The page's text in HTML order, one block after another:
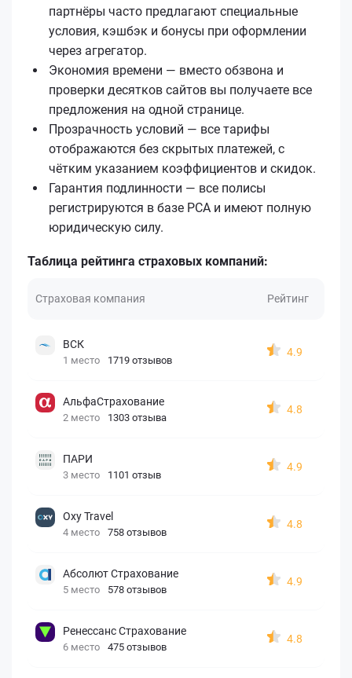
партнёры часто предлагают специальные
условия, кэшбэк и бонусы при оформлении
через агрегатор.
Экономия времени — вместо обзвона и
проверки десятков сайтов вы получаете все
предложения на одной странице.
Прозрачность условий — все тарифы
отображаются без скрытых платежей, с
чётким указанием коэффициентов и скидок.
Гарантия подлинности — все полисы
регистрируются в базе РСА и имеют полную
юридическую силу.
Таблица рейтинга страховых компаний:
Страховая компания Рейтинг
ВСК
1 место 1719 отзывов
4.9
АльфаСтрахование
2 место 1303 отзыва
4.8
ПАРИ
3 место 1101 отзыв
4.9
Oxy Travel
4 место 758 отзывов
4.8
Абсолют Страхование
5 место 578 отзывов
4.9
Ренессанс Страхование
6 место 475 отзывов
4.8